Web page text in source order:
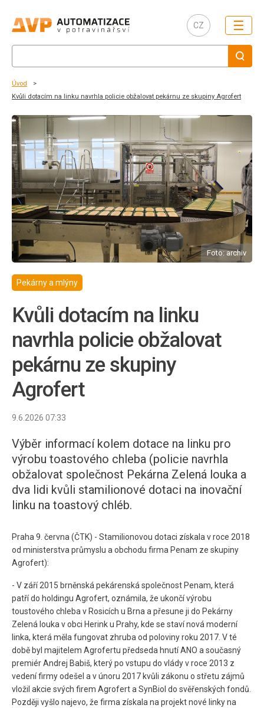
CZ ☰
Úvod
Kvůli dotacím na linku navrhla policie obžalovat pekárnu ze skupiny Agrofert
Foto: archiv
Pekárny a mlýny
Kvůli dotacím na linku
navrhla policie obžalovat
pekárnu ze skupiny
Agrofert
9.6.2026 07:33
Výběr informací kolem dotace na linku pro
výrobu toastového chleba (policie navrhla
obžalovat společnost Pekárna Zelená louka a
dva lidi kvůli stamilionové dotaci na inovační
linku na toastový chléb.
Praha 9. června (ČTK) - Stamilionovou dotaci získala v roce 2018
od ministerstva průmyslu a obchodu firma Penam ze skupiny
Agrofert):
- V září 2015 brněnská pekárenská společnost Penam, která
patří do holdingu Agrofert, oznámila, že ukončí výrobu
toustového chleba v Rosicích u Brna a přesune ji do Pekárny
Zelená louka v obci Herink u Prahy, kde se staví nová moderní
linka, která měla fungovat zhruba od poloviny roku 2017. V té
době byl majitelem Agrofertu předseda hnutí ANO a současný
premiér Andrej Babiš, který po vstupu do vlády v roce 2013 z
vedení firmy odešel a v únoru 2017 kvůli zákonu o střetu zájmů
vložil akcie svých firem Agrofert a SynBiol do svěřenských fondů.
Později vyšlo najevo, že firma získala na projekt nové linky na